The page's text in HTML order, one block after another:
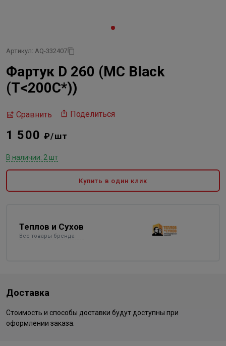
Артикул: AQ-332407
Фартук D 260 (MC Black
(Т<200C*))
Сравнить Поделиться
1 500₽/шт
В наличии: 2 шт
Купить в один клик
Теплов и Сухов
Все товары бренда
Доставка
Стоимость и способы доставки будут доступны при
оформлении заказа.